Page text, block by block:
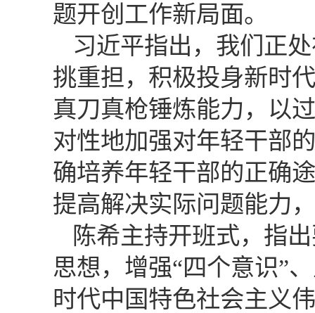
题开创工作新局面。
习近平指出，我们正
挑重担，积极投身新时
真刀真枪锤炼能力，以
对性地加强对年轻干部
确培养年轻干部的正确
提高解决实际问题能力
陈希主持开班式，指
思想，增强“四个意识”
时代中国特色社会主义